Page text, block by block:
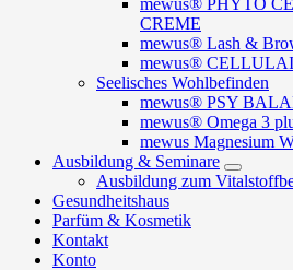
mewus® PHYTO
CREME
mewus® Lash &
mewus®
Seelisches Wohlbefinden
mewus® PSY
mewus® Omega 3
mewus Magnesium
Ausbildung & Seminare
Ausbildung zum
Gesundheitshaus
Parfüm & Kosmetik
Kontakt
Konto